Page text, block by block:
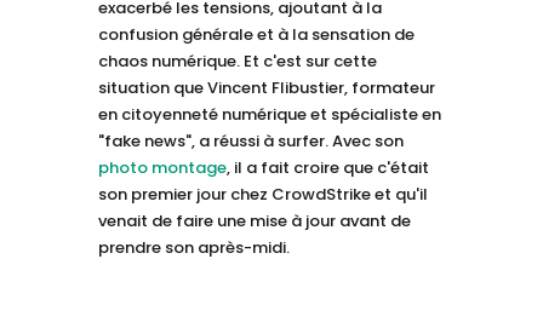
exacerbé les tensions, ajoutant à la
confusion générale et à la sensation de
chaos numérique. Et c'est sur cette
situation que Vincent Flibustier, formateur
en citoyenneté numérique et spécialiste en
"fake news", a réussi à surfer. Avec son
photo montage, il a fait croire que c'était
son premier jour chez CrowdStrike et qu'il
venait de faire une mise à jour avant de
prendre son après-midi.